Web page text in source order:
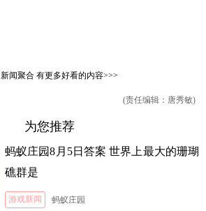
新闻聚合有更多好看的内容>>>
(责任编辑：唐秀敏)
为您推荐
蚂蚁庄园8月5日答案 世界上最大的珊瑚
礁群是
游戏新闻 蚂蚁庄园